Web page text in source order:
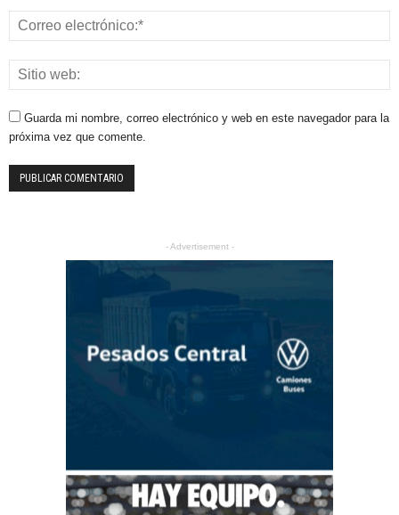
Guarda mi nombre, correo electrónico y web en este navegador para la
próxima vez que comente.
- Advertisement -